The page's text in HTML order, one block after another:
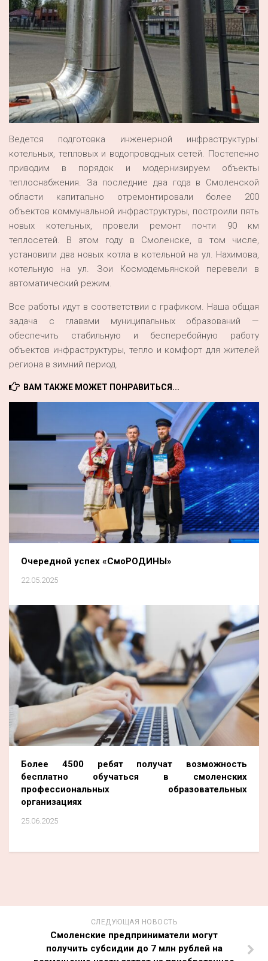
Ведется подготовка инженерной инфраструктуры:
котельных, тепловых и водопроводных сетей. Постепенно
приводим в порядок и модернизируем объекты
теплоснабжения. За последние два года в Смоленской
области капитально отремонтировали более 200
объектов коммунальной инфраструктуры, построили пять
новых котельных, провели ремонт почти 90 км
теплосетей. В этом году в Смоленске, в том числе,
установили два новых котла в котельной на ул. Нахимова,
котельную на ул. Зои Космодемьянской перевели в
автоматический режим.
Все работы идут в соответствии с графиком. Наша общая
задача с главами муниципальных образований —
обеспечить стабильную и бесперебойную работу
объектов инфраструктуры, тепло и комфорт для жителей
региона в зимний период.
ВАМ ТАКЖЕ МОЖЕТ ПОНРАВИТЬСЯ...
Очередной успех «СмоРОДИНЫ»
22.05.2025
Более 4500 ребят получат возможность
бесплатно обучаться в смоленских
профессиональных образовательных
организациях
25.06.2025
СЛЕДУЮЩАЯ НОВОСТЬ
Смоленские предприниматели могут
получить субсидии до 7 млн рублей на